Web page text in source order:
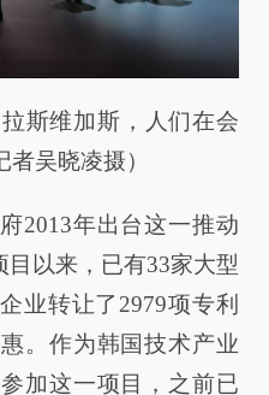
斯维加斯，人们在会
吴晓凌摄）
2013年出台这一推动
目以来，已有33家大型
业转让了2979项专利
。作为韩国技术产业
加这一项目，之前已